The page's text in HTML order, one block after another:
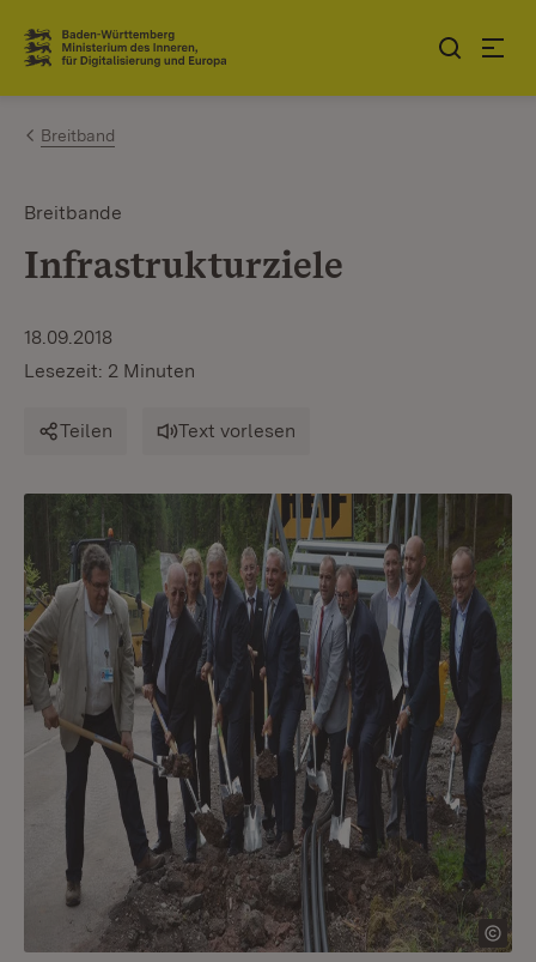
Zum Inhalt springen
Link zur Startseite
Breitband
Breitbande
Infrastrukturziele
18.09.2018
Lesezeit: 2 Minuten
Teilen Text vorlesen